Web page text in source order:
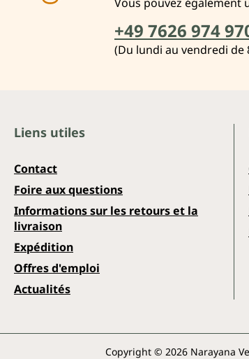
+49 7626 974
(Du lundi au vendredi de
Liens utiles
Contact
Foire aux questions
Informations sur les retours et la
livraison
Expédition
Offres d'emploi
Actualités
Copyright © 2026 Narayana